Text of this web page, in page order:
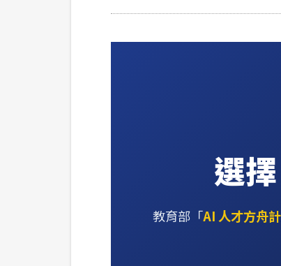
選
教育部「AI 人才方舟